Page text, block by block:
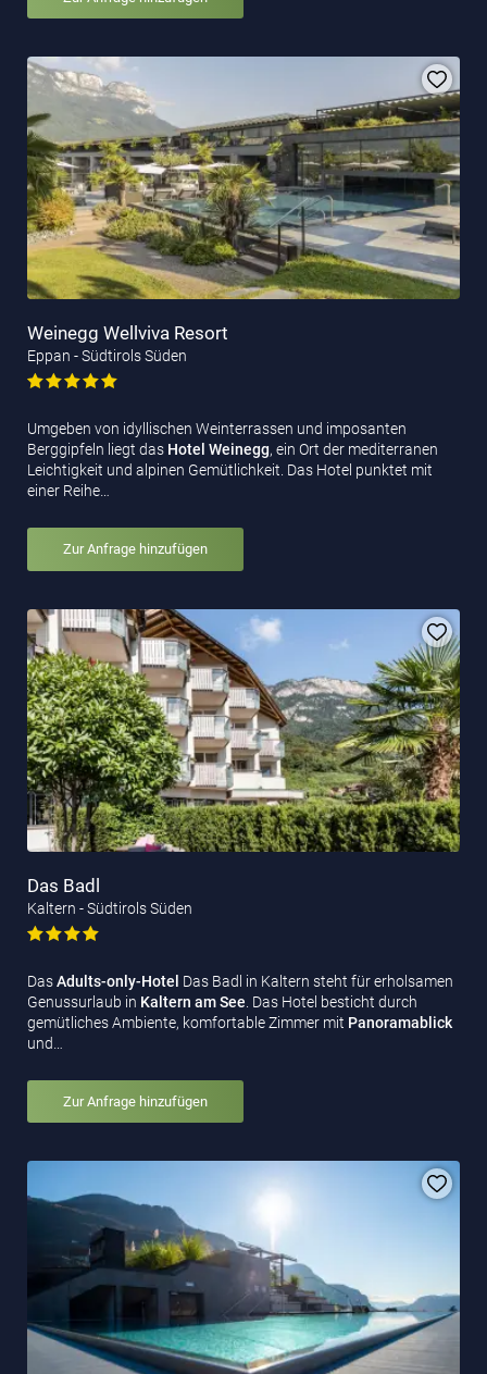
Weinegg Wellviva Resort
Eppan - Südtirols Süden
Umgeben von idyllischen Weinterrassen und imposanten
Berggipfeln liegt das Hotel Weinegg, ein Ort der mediterranen
Leichtigkeit und alpinen Gemütlichkeit. Das Hotel punktet mit
einer Reihe…
Zur Anfrage hinzufügen
Das Badl
Kaltern - Südtirols Süden
DasAdults-only-Hotel Das Badl in Kaltern steht für erholsamen
Genussurlaub in Kaltern am See . Das Hotel besticht durch
gemütliches Ambiente, komfortable Zimmer mit Panoramablick
und…
Zur Anfrage hinzufügen